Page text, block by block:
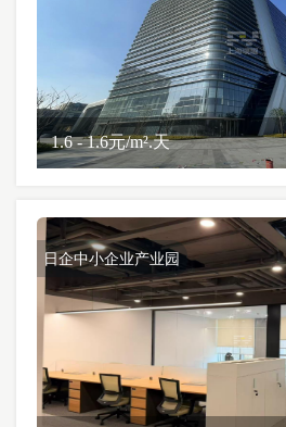
1.6 - 1.6元/m².天
日企中小企业产业园